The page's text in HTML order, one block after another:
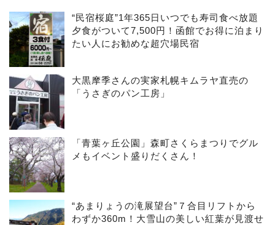
“民宿桜庭”1年365日いつでも寿司食べ放題
夕食がついて7,500円！函館でお得に泊まり
たい人にお勧めな超穴場民宿
大黒摩季さんの実家札幌キムラヤ直売の
「うさぎのパン工房」
「青葉ヶ丘公園」森町さくらまつりでグル
メもイベント盛りだくさん！
“あまりょうの滝展望台”７合目リフトから
わずか360m！大雪山の美しい紅葉が見渡せ